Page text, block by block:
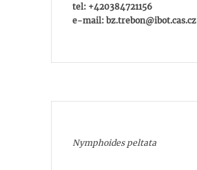
tel: +420384721156
e-mail: bz.trebon@ibot.cas.cz
Nymphoides peltata